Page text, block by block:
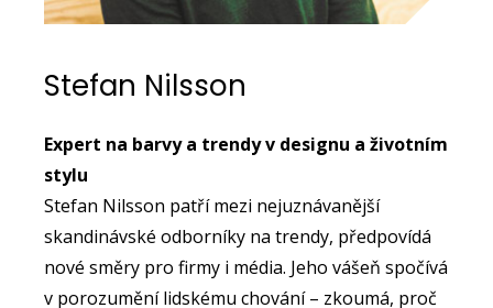
Stefan Nilsson
Expert na barvy a trendy v designu a životním
stylu
Stefan Nilsson patří mezi nejuznávanější
skandinávské odborníky na trendy, předpovídá
nové směry pro firmy i média. Jeho vášeň spočívá
v porozumění lidskému chování – zkoumá, proč